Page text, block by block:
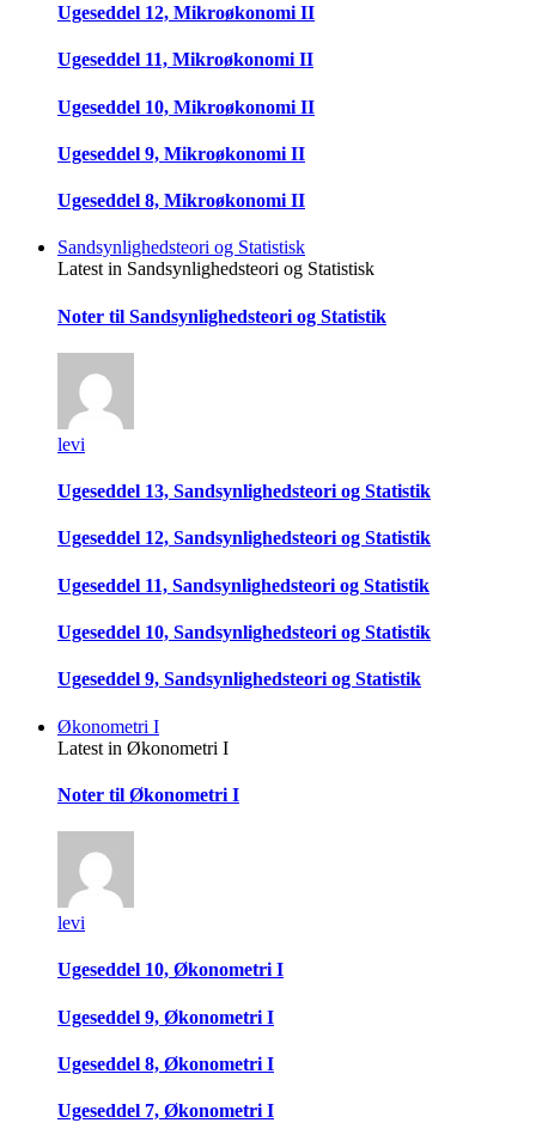
Ugeseddel 12, Mikroøkonomi II
Ugeseddel 11, Mikroøkonomi II
Ugeseddel 10, Mikroøkonomi II
Ugeseddel 9, Mikroøkonomi II
Ugeseddel 8, Mikroøkonomi II
Sandsynlighedsteori og Statistisk
Latest in Sandsynlighedsteori og Statistisk
Noter til Sandsynlighedsteori og Statistik
levi
Ugeseddel 13, Sandsynlighedsteori og Statistik
Ugeseddel 12, Sandsynlighedsteori og Statistik
Ugeseddel 11, Sandsynlighedsteori og Statistik
Ugeseddel 10, Sandsynlighedsteori og Statistik
Ugeseddel 9, Sandsynlighedsteori og Statistik
Økonometri I
Latest in Økonometri I
Noter til Økonometri I
levi
Ugeseddel 10, Økonometri I
Ugeseddel 9, Økonometri I
Ugeseddel 8, Økonometri I
Ugeseddel 7, Økonometri I